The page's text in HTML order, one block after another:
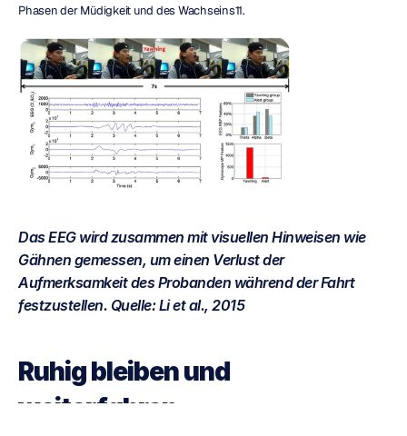
Phasen der Müdigkeit und des Wachseins11.
Das EEG wird zusammen mit visuellen Hinweisen wie
Gähnen gemessen, um einen Verlust der
Aufmerksamkeit des Probanden während der Fahrt
festzustellen. Quelle: Li et al., 2015
Ruhig bleiben und
weiterfahren